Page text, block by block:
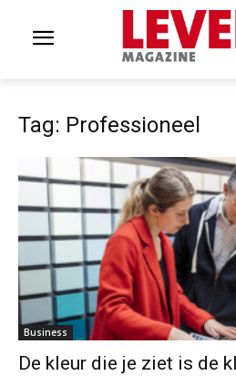
Tag: Professioneel
Business
De kleur die je ziet is de